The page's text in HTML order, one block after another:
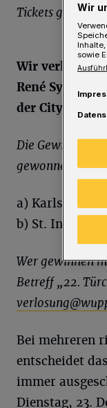
Tickets gibt es
Wir verlosen
René Sydow
der City-
Die
gewonnen?
a) Karlsruher
b) St. Ingberter
Wer gewinnen
Betreff „22.
Bei mehreren
entscheidet
immer
Dienstag, 23.
Wir
sowie